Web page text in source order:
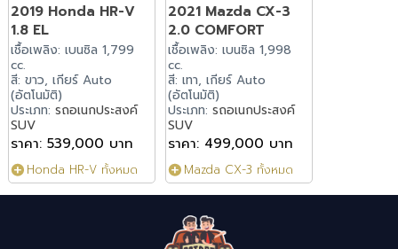
2019 Honda HR-V
1.8 EL
เชื้อเพลิง: เบนซิล 1,799
cc.
สี: ขาว, เกียร์ Auto
(อัตโนมัติ)
ประเภท:รถอเนกประสงค์
SUV
ราคา: 539,000 บาท
Honda HR-V ทั้งหมด
2021 Mazda CX-3
2.0 COMFORT
เชื้อเพลิง: เบนซิล 1,998
cc.
สี: เทา, เกียร์ Auto
(อัตโนมัติ)
ประเภท: รถอเนกประสงค์
SUV
ราคา: 499,000 บาท
Mazda CX-3 ทั้งหมด